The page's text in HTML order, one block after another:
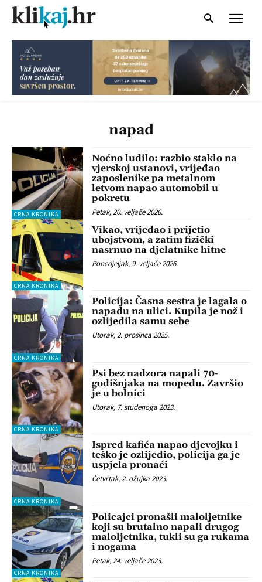
napad
CRNA KRONIKA
Noćno ludilo: razbio staklo na
vjerskoj ustanovi, vrijeđao
zaposlenike pa metalnom
letvom napao automobil u
pokretu
Petak, 20. veljače 2026.
CRNA KRONIKA
Vikao, vrijeđao i prijetio
ubojstvom, a zatim fizički
nasrnuo na djelatnike hitne
Ponedjeljak, 9. veljače 2026.
CRNA KRONIKA
Policija: Časna sestra je lagala o
napadu na ulici. Kupila je nož i
ozlijedila samu sebe
Utorak, 2. prosinca 2025.
CRNA KRONIKA
Psi bez nadzora napali 70-
godišnjaka na mopedu. Završio
je u bolnici
Utorak, 7. studenoga 2023.
CRNA KRONIKA
Ispred kafića napao djevojku i
teško je ozlijedio, policija ga je
uspjela pronaći
Četvrtak, 2. ožujka 2023.
CRNA KRONIKA
Policajci pronašli maloljetnike
koji su brutalno napali drugog
maloljetnika, tukli su ga rukama
i nogama
Petak, 24. veljače 2023.